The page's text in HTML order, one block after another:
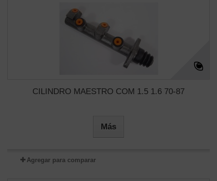
CILINDRO MAESTRO COM 1.5 1.6 70-87
Más
Agregar para comparar